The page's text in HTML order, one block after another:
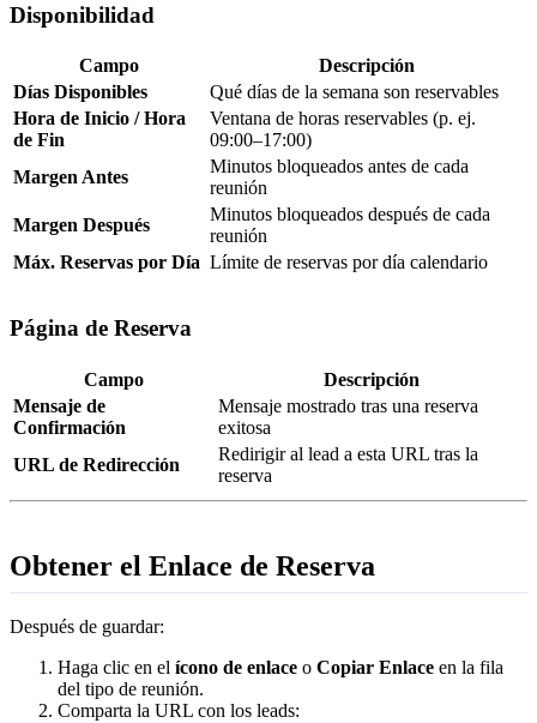
Disponibilidad
Campo
Descripción
Días Disponibles
Qué días de la semana son reservables
Hora de Inicio / Hora
de Fin
Ventana de horas reservables (p. ej.
09:00–17:00)
Margen Antes
Minutos bloqueados antes de cada
reunión
Margen Después
Minutos bloqueados después de cada
reunión
Máx. Reservas por Día Límite de reservas por día calendario
Página de Reserva
Campo
Descripción
Mensaje de
Confirmación
Mensaje mostrado tras una reserva
exitosa
URL de Redirección
Redirigir al lead a esta URL tras la
reserva
Obtener el Enlace de Reserva
Después de guardar:
Haga clic en el ícono de enlace o Copiar Enlace en la fila
del tipo de reunión.
Comparta la URL con los leads: